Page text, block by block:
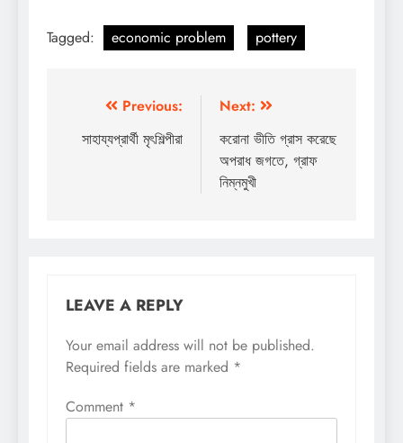
Tagged: economic problem pottery
navigation
Previous:
সাহায্যপ্রার্থী মৃৎশিল্পীরা
Next:
করোনা ভীতি গ্রাস করেছে
অপরাধ জগতে, গ্রাফ
নিম্নমুখী
LEAVE A REPLY
Your email address will not be published.
Required fields are marked *
Comment *